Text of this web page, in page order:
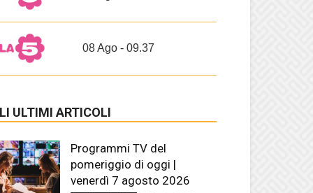
08 Ago - 09.37
ULTIMI ARTICOLI
Programmi TV del
pomeriggio di oggi |
venerdì 7 agosto 2026